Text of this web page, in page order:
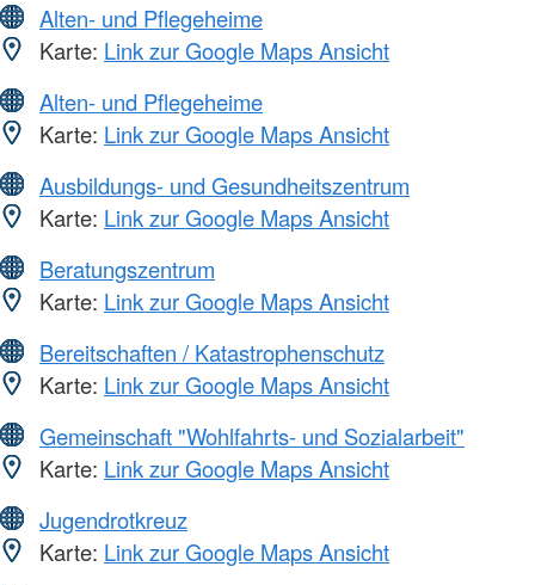
Alten- und Pflegeheime
Karte: Link zur Google Maps Ansicht
Alten- und Pflegeheime
Karte: Link zur Google Maps Ansicht
Ausbildungs- und Gesundheitszentrum
Karte: Link zur Google Maps Ansicht
Beratungszentrum
Karte: Link zur Google Maps Ansicht
Bereitschaften / Katastrophenschutz
Karte: Link zur Google Maps Ansicht
Gemeinschaft "Wohlfahrts- und Sozialarbeit"
Karte: Link zur Google Maps Ansicht
Jugendrotkreuz
Karte: Link zur Google Maps Ansicht